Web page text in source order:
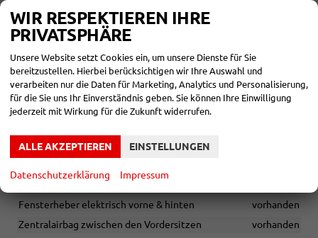
Geschwindigkeitsbegrenzer
Sommerbereifung 205/55 R16
vorhanden
Leichtmetallräder 16 Zoll
vorhanden
Tempomat
vorhanden
Digitales Cockpit 8 Zoll Basic
Climatronic mit 1-Zonen-Temperaturregelung
Fensterheber elektrisch vorne & hinten
vorhanden
Zentralairbag zwischen den Vordersitzen
vorhanden
WIR RESPEKTIEREN IHRE
PRIVATSPHÄRE
Unsere Website setzt Cookies ein, um unsere Dienste für Sie
bereitzustellen. Hierbei berücksichtigen wir Ihre Auswahl und
verarbeiten nur die Daten für Marketing, Analytics und Personalisierung,
für die Sie uns Ihr Einverständnis geben. Sie können Ihre Einwilligung
jederzeit mit Wirkung für die Zukunft widerrufen.
ALLE AKZEPTIEREN EINSTELLUNGEN
Datenschutzerklärung Impressum